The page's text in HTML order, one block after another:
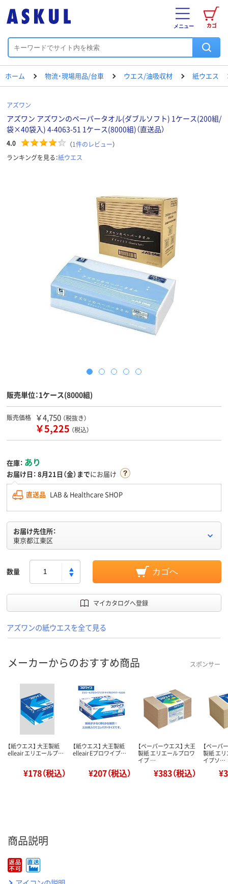
カゴ
メニュー
ホーム 物流・現場用品/台車 ウエス/油吸収材 紙ウエス
アズワン
アズワン アズワンのペーパータオル(ダブルソフト) 1ケース(200組/
袋×40袋入) 4-4063-51 1ケース(8000組)（直送品）
4.0 （1件のレビュー）
ランキングを見る：紙ウエス
販売単位：1ケース(8000組)
販売価格 ￥4,750 （税抜き）
￥5,225 （税込）
在庫： あり
お届け日： 8月21日（金）までにお届け
直送品 LAB & Healthcare SHOP
お届け先住所：
東京都江東区
数量 カゴへ
マイカタログへ登録
アズワンの紙ウエスを全て見る
メーカーからのおすすめ商品 スポンサー
【紙ウエス】 大王製紙
elleair エリエールプ…
¥178（税込）
【紙ウエス】 大王製紙
elleair Eプロワイプ…
¥207（税込）
【ペーパーウエス】 大王
製紙 エリエールプロワ
イプ …
¥383（税込）
【ペーパ
製紙 エ
イプソ…
商品説明